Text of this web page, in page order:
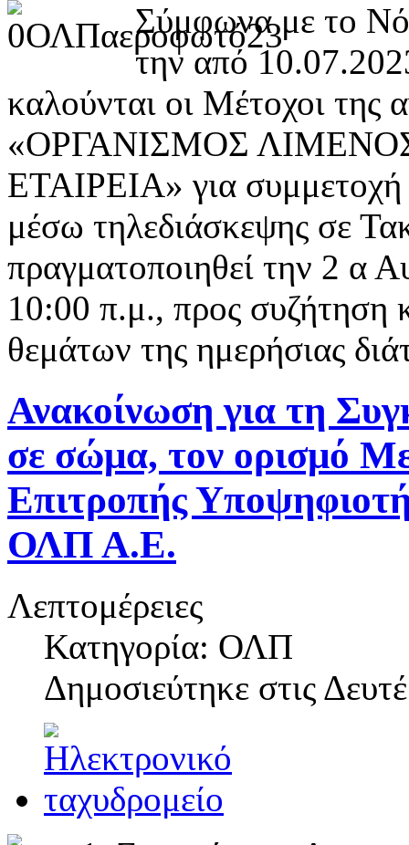
Σύμφωνα με το
την από
καλούνται οι Μέτοχοι της
«ΟΡΓΑΝΙΣΜΟΣ
ΕΤΑΙΡΕΙΑ» για
μέσω τηλεδιάσκεψης σε
πραγματοποιηθεί την 2 α
10:00 π.μ., προς συζήτηση
θεμάτων της ημερήσιας
Ανακοίνωση για τη
σε σώμα, τον ορισμό
Επιτροπής
ΟΛΠ Α.Ε.
Λεπτομέρειες
Κατηγορία: ΟΛΠ
Δημοσιεύτηκε στις